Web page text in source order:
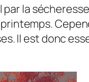
la
Il est donc